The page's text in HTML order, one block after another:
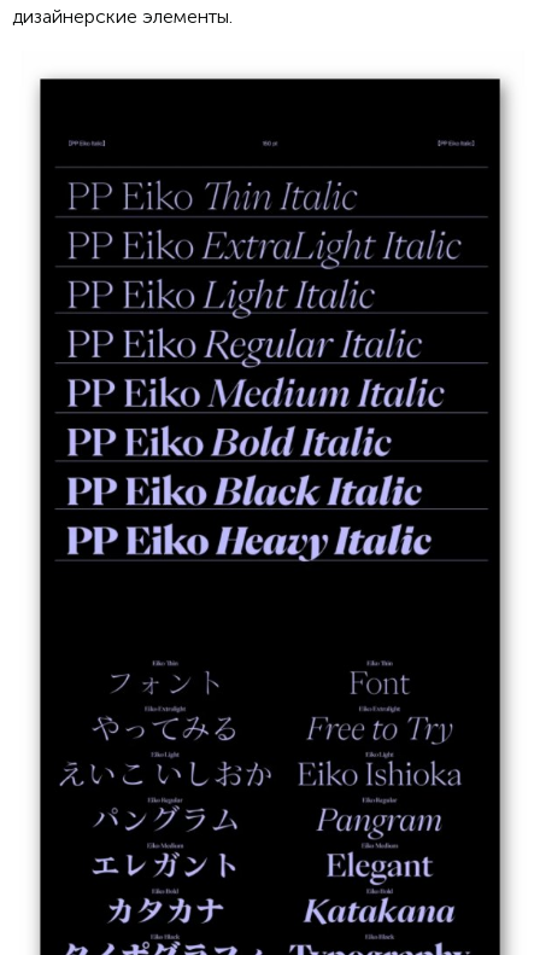
дизайнерские элементы.